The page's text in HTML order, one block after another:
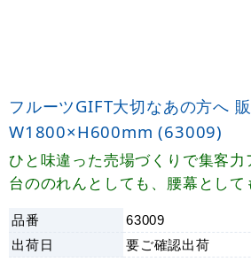
フルーツGIFT大切なあの方へ
W1800×H600mm (63009)
ひと味違った売場づくりで集客
台ののれんとしても、腰幕として
品番 63009
出荷日 要ご確認出荷